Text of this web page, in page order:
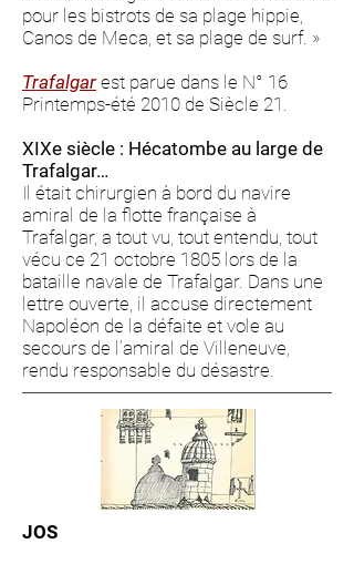
pour les bistrots de sa plage hippie,
Canos de Meca, et sa plage de surf. »
Trafalgar est parue dans le N° 16
Printemps-été 2010 de Siècle 21.
XIXe siècle : Hécatombe au large de
Trafalgar…
Il était chirurgien à bord du navire
amiral de la flotte française à
Trafalgar, a tout vu, tout entendu, tout
vécu ce 21 octobre 1805 lors de la
bataille navale de Trafalgar. Dans une
lettre ouverte, il accuse directement
Napoléon de la défaite et vole au
secours de l’amiral de Villeneuve,
rendu responsable du désastre.
JOS